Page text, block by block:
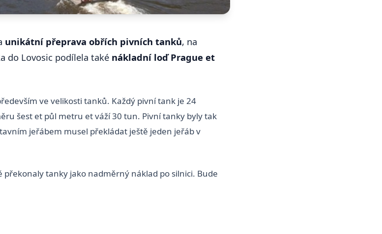
unikátní přeprava obřích pivních tanků, na
do Lovosic podílela také nákladní loď Prague et
ve velikosti tanků. Každý pivní tank je 24
šest et půl metru et váží 30 tun. Pivní tanky byly tak
jeřábem musel překládat ještě jeden jeřáb v
překonaly tanky jako nadměrný náklad po silnici. Bude